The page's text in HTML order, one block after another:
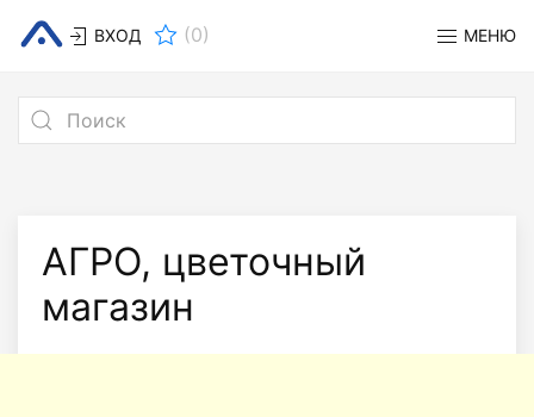
ВХОД (0) МЕНЮ
АГРО, цветочный
магазин